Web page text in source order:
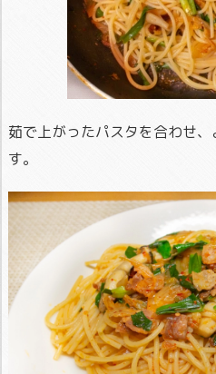
茹で上がったパスタを合わせ
す。